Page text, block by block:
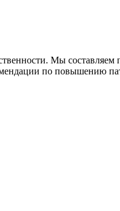
Мы
по повышению